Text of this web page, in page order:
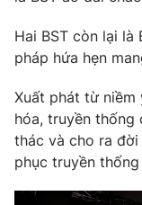
Hai BST còn lại là
pháp hứa hẹn
Xuất phát từ niềm
hóa, truyền thống
thác và cho ra
phục truyền